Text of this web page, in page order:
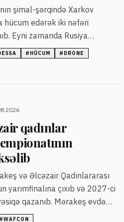
şimal-şərqində Xarkov
hücum edərək iki nəfəri
Eyni zamanda Rusiya
və liman obyektlərinə
endirib.
# HÜCUM # DRONE
qadınlar
və Əlcəzair Qadınlararası
çıxıb və 2027-ci
qazanıb. Mərakeş evdə
isə Qana və ya Malavi ilə
#WAFCON